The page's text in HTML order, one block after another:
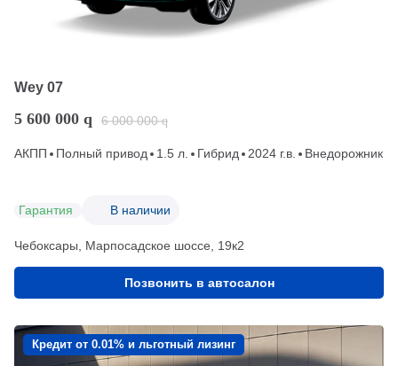
Wey 07
5 600 000 q 6 000 000 q
АКПП Полный привод 1.5 л. Гибрид 2024 г.в. Внедорожник
Гарантия В наличии
Чебоксары, Марпосадское шоссе, 19к2
Позвонить в автосалон
Кредит от 0.01% и льготный лизинг